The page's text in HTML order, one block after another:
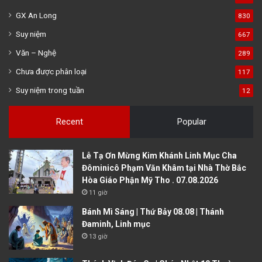
GX An Long 830
Suy niệm 667
Văn – Nghệ 289
Chưa được phân loại 117
Suy niệm trong tuần 12
Recent Popular
Lễ Tạ Ơn Mừng Kim Khánh Linh Mục Cha
Đôminicô Phạm Văn Khâm tại Nhà Thờ Bắc
Hòa Giáo Phận Mỹ Tho . 07.08.2026
11 giờ
Bánh Mì Sáng | Thứ Bảy 08.08 | Thánh
Đaminh, Linh mục
13 giờ